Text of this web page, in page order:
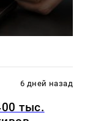
6 дней назад
тыс.